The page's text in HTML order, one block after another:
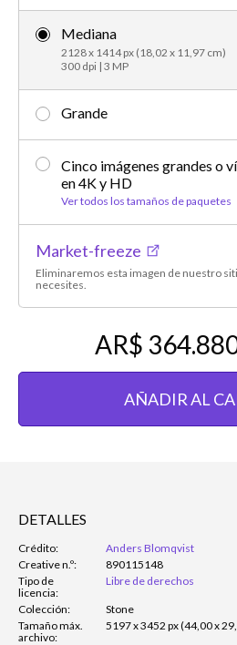
Mediana
2128 x 1414 px (18,02 x 11,97 cm)
300 dpi | 3 MP
Grande
Cinco imágenes grandes o
en 4K y HD
Ver todos los tamaños de paquetes
Market-freeze
Eliminaremos esta imagen de nuestro
necesites.
AR$
AÑADIR AL
DETALLES
Crédito:
Anders Blomqvist
Creative n.º:
890115148
Tipo de
licencia:
Libre de derechos
Colección:
Stone
Tamaño máx.
archivo:
5197 x 3452 px (44,00 x